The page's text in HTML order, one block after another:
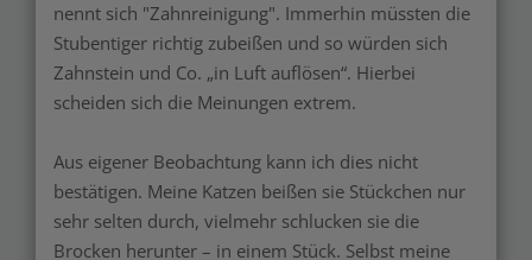
nennt sich "Zahnreinigung". Immerhin müssten die
Stubentiger richtig zubeißen und so würden sich
Zahnstein und Co. „in Luft auflösen“. Hierbei
scheiden sich die Meinungen extrem.
Aus eigener Beobachtung kann ich dies nicht
bestätigen. Meine Katzen beißen sie Stückchen nur
sehr selten durch, vielmehr schlucken sie die
Brocken herunter – in einem Stück. Selbst meine